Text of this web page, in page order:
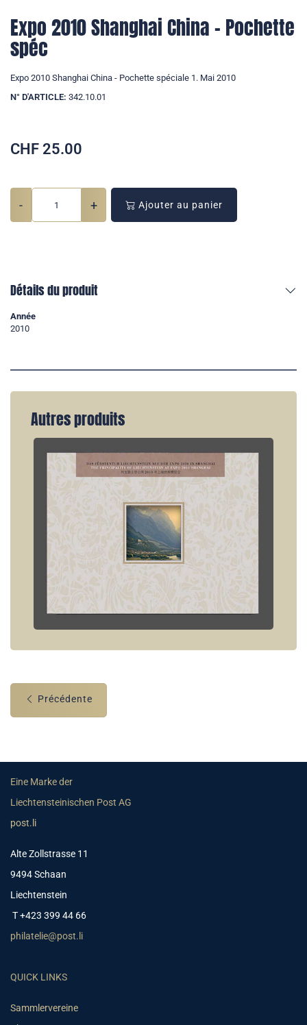
Expo 2010 Shanghai China - Pochette
spéc
Expo 2010 Shanghai China - Pochette spéciale 1. Mai 2010
N° D'ARTICLE: 342.10.01
CHF 25.00
- + Ajouter au panier
Détails du produit
Année
2010
Autres produits
Précédente
Eine Marke der
Liechtensteinischen Post AG
post.li
Alte Zollstrasse 11
9494 Schaan
Liechtenstein
T +423 399 44 66
philatelie@post.li
QUICK LINKS
Sammlervereine